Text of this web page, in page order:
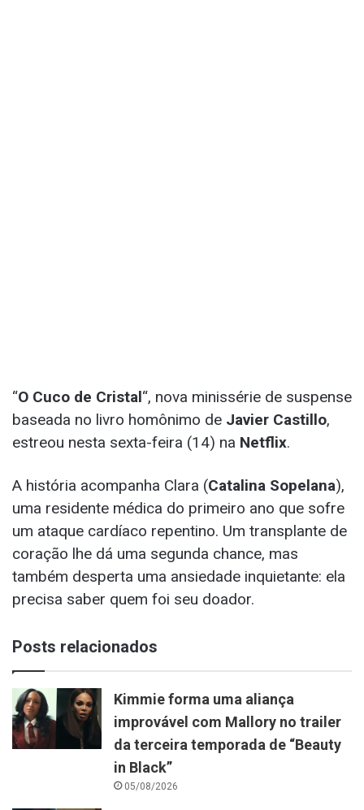
“O Cuco de Cristal“, nova minissérie de suspense
baseada no livro homônimo de Javier Castillo,
estreou nesta sexta-feira (14) na Netflix.
A história acompanha Clara (Catalina Sopelana),
uma residente médica do primeiro ano que sofre
um ataque cardíaco repentino. Um transplante de
coração lhe dá uma segunda chance, mas
também desperta uma ansiedade inquietante: ela
precisa saber quem foi seu doador.
Posts relacionados
Kimmie forma uma aliança
improvável com Mallory no trailer
da terceira temporada de “Beauty
in Black”
05/08/2026